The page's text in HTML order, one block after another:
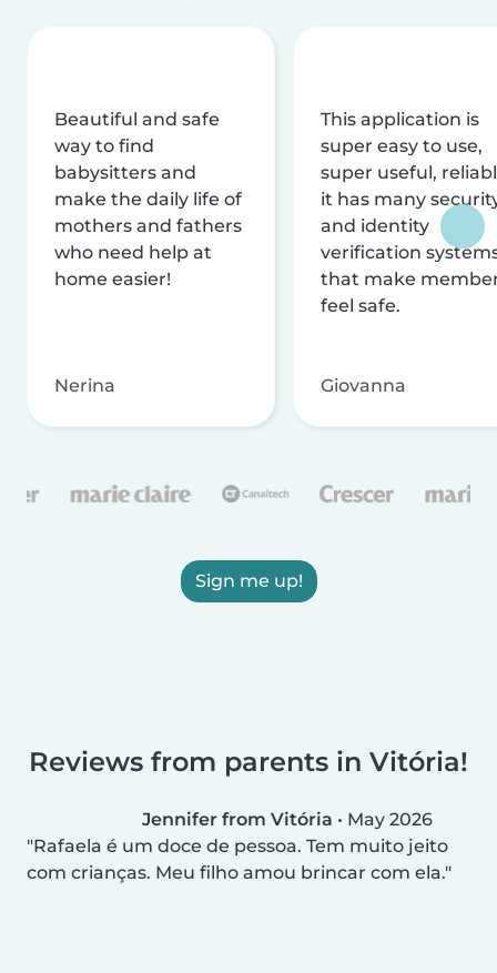
Beautiful and safe
way to find
babysitters and
make the daily life of
mothers and fathers
who need help at
home easier!
Nerina
This application is
super easy to use,
super useful,
it has many
and identity
verification
that make
feel safe.
Giovanna
Sign me up!
Reviews from parents in Vitória!
Jennifer from Vitória • May 2026
Rafaela é um doce de pessoa. Tem muito jeito
com crianças. Meu filho amou brincar com ela.